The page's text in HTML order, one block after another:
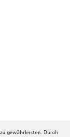
gewährleisten. Durch